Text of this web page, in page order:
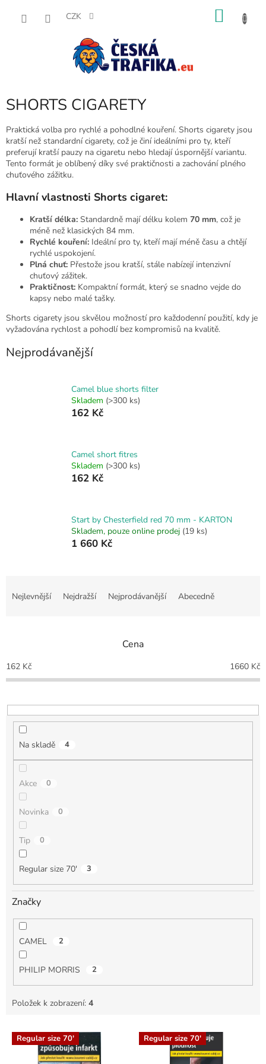
CZK
SHORTS CIGARETY
Praktická volba pro rychlé a pohodlné kouření. Shorts cigarety jsou
kratší než standardní cigarety, což je činí ideálními pro ty, kteří
preferují kratší pauzy na cigaretu nebo hledají úspornější variantu.
Tento formát je oblíbený díky své praktičnosti a zachování plného
chuťového zážitku.
Hlavní vlastnosti Shorts cigaret:
Kratší délka: Standardně mají délku kolem 70 mm, což je
méně než klasických 84 mm.
Rychlé kouření: Ideální pro ty, kteří mají méně času a chtějí
rychlé uspokojení.
Plná chuť: Přestože jsou kratší, stále nabízejí intenzivní
chuťový zážitek.
Praktičnost: Kompaktní formát, který se snadno vejde do
kapsy nebo malé tašky.
Shorts cigarety jsou skvělou možností pro každodenní použití, kdy je
vyžadována rychlost a pohodlí bez kompromisů na kvalitě.
Nejprodávanější
Camel blue shorts filter
Skladem (>300 ks)
162 Kč
Camel short fitres
Skladem (>300 ks)
162 Kč
Start by Chesterfield red 70 mm - KARTON
Skladem, pouze online prodej (19 ks)
1 660 Kč
p
r
o
u
Nejlevnější Nejdražší Nejprodávanější Abecedně
Cena
162 Kč 1660 Kč
Na skladě 4
Akce 0
Novinka 0
Tip 0
Regular size 70' 3
Značky
CAMEL 2
PHILIP MORRIS 2
Položek k zobrazení: 4
V Regular size 70' Regular size 70'